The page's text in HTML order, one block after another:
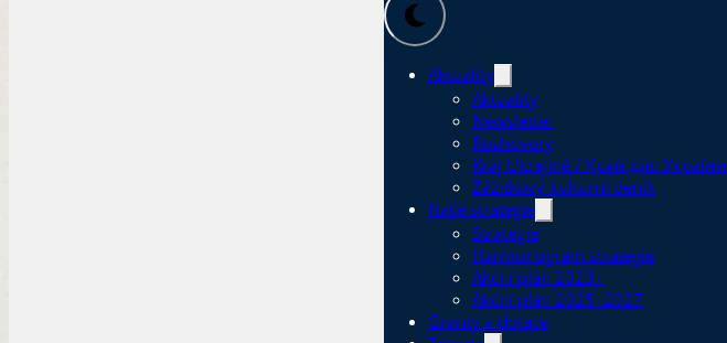
Aktuality
Aktuality
Newsletter
Rozhovory
Kraj Ukrajině / Край для України
Zážitkový kulturní deník
Naše strategie
Strategie
Harmonogram strategie
Akční plán 2023+
Akční plán 2025–2027
Granty a dotace